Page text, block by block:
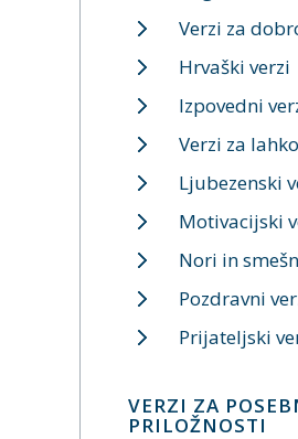
Verzi za
Hrvaški verzi
Izpovedni
Verzi za
Ljubezenski
Motivacijski
Nori in
Pozdravni
Prijateljski
VERZI ZA
PRILOŽNOSTI